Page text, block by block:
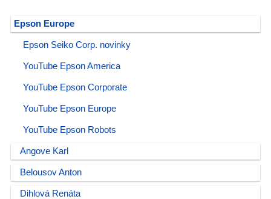
Epson Europe
Epson Seiko Corp. novinky
YouTube Epson America
YouTube Epson Corporate
YouTube Epson Europe
YouTube Epson Robots
Angove Karl
Belousov Anton
Dihlová Renáta